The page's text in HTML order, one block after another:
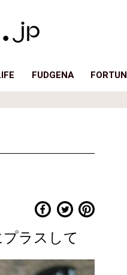
FUDGENA
ラスして